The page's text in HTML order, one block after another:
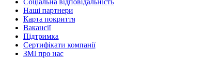
Соціальна відповідальність
Наші партнери
Карта покриття
Вакансії
Підтримка
Сертифікати компанії
ЗМІ про нас